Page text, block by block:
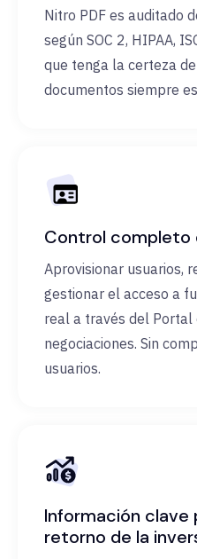
Nitro PDF es auditado
según SOC 2, HIPAA,
que tenga la certeza
documentos siempre
Control completo
Aprovisionar usuarios,
gestionar el acceso a
real a través del Portal
negociaciones. Sin
usuarios.
Información clave
retorno de la